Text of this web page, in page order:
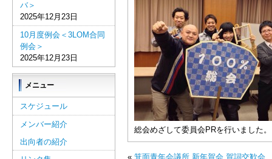
総会めざして委員会PRを行いました。
« 箕面青年会議所 新年賀会 賀詞交歓会
バ＞
2025年12月23日
10月度例会＜3LOM合同
例会＞
2025年12月23日
メニュー
スケジュール
メンバー紹介
出向者の紹介